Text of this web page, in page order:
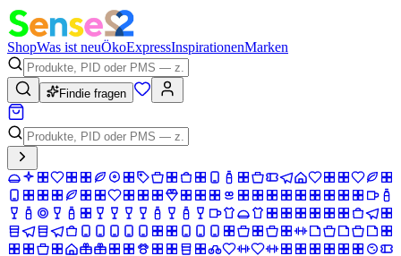
ShopWas ist neuÖkoExpressInspirationenMarken
Findie fragen